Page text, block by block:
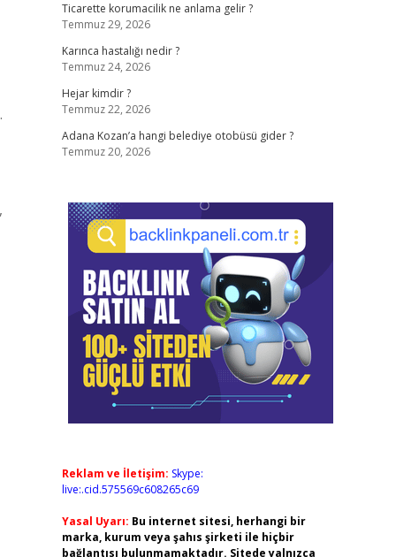
Ticarette korumacilik ne anlama gelir ?
Temmuz 29, 2026
Karınca hastalığı nedir ?
Temmuz 24, 2026
Hejar kimdir ?
Temmuz 22, 2026
Adana Kozan’a hangi belediye otobüsü gider ?
Temmuz 20, 2026
Reklam ve İletişim: Skype:
live:.cid.575569c608265c69
Yasal Uyarı: Bu internet sitesi, herhangi bir
marka, kurum veya şahıs şirketi ile hiçbir
bağlantısı bulunmamaktadır. Sitede yalnızca